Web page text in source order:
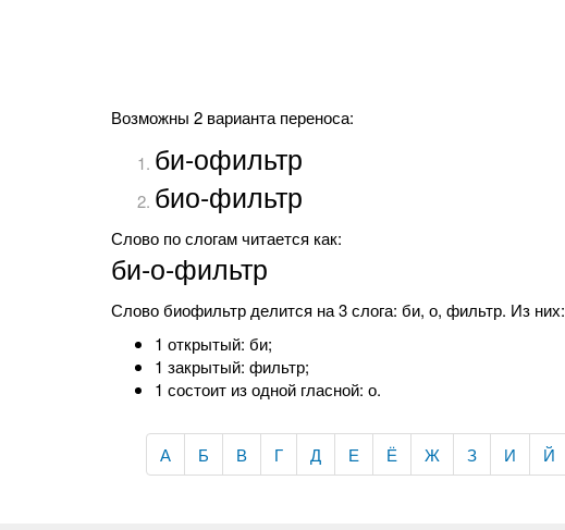
Возможны 2 варианта переноса:
би-офильтр
био-фильтр
Слово по слогам читается как:
би-о-фильтр
Слово биофильтр делится на 3 слога: би, о, фильтр. Из них:
1 открытый: би;
1 закрытый: фильтр;
1 состоит из одной гласной: о.
А Б В Г Д Е Ё Ж З И Й